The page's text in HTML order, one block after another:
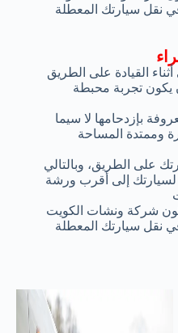
القيادة على الطريق
تجربة محبطة
بإزدحامها لا سيما
وممتدة المساحة
على الطريق، وبالتالي
إلى أقرب ورشة
شركة ونشات الكويت
نقل سيارتك المعطلة
نقل سيارتك المعطلة